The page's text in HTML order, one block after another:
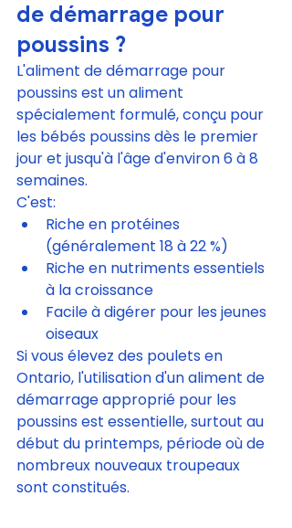
de démarrage pour
poussins ?
L'aliment de démarrage pour
poussins est un aliment
spécialement formulé, conçu pour
les bébés poussins dès le premier
jour et jusqu'à l'âge d'environ 6 à 8
semaines.
C'est:
Riche en protéines
(généralement 18 à 22 %)
Riche en nutriments essentiels
à la croissance
Facile à digérer pour les jeunes
oiseaux
Si vous élevez des poulets en
Ontario, l'utilisation d'un aliment de
démarrage approprié pour les
poussins est essentielle, surtout au
début du printemps, période où de
nombreux nouveaux troupeaux
sont constitués.